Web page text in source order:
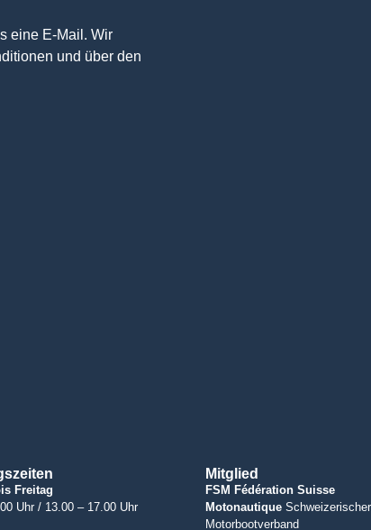
eine E-Mail. Wir
und über den
Freitag
Uhr / 13.00 – 17.00 Uhr
Mitglied
FSM Fédération Suisse
Motonautique
Motorbootverband